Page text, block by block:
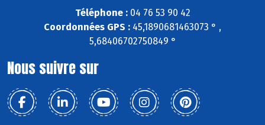
Téléphone :04 76 53 90 42
Coordonnées GPS : 45,1890681463073 ° ,
5,68406702750849 °
Nous suivre sur